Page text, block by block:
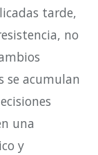
tarde,
no
se acumulan
una
y